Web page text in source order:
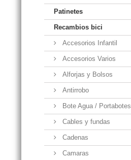
Patinetes
Recambios bici
Accesorios Infantil
Accesorios Varios
Alforjas y Bolsos
Antirrobo
Bote Agua / Portabotes
Cables y fundas
Cadenas
Camaras